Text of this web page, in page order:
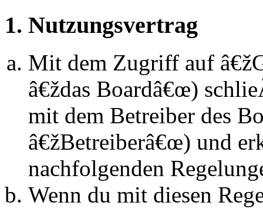
1. Nutzungsvertrag
Mit dem Zugriff auf
â€ždas Boardâ€œ)
mit dem Betreiber des
â€žBetreiberâ€œ) und
nachfolgenden
Wenn du mit diesen